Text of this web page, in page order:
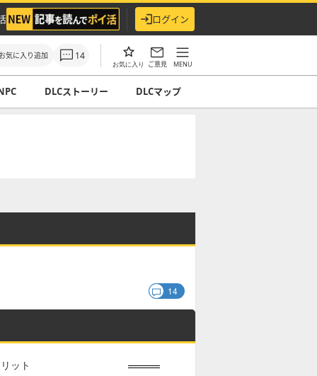
ログイン
気に入り追加 14
お気に入り ご意見 MENU
DLCストーリー DLCマップ
14
ット